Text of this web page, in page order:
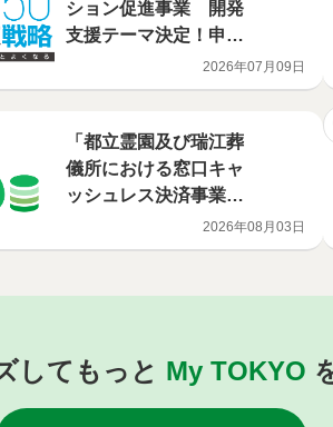
ション促進事業 開発
支援テーマ決定！申請
エントリー受付開始！2026年07月09日
「都立霊園及び瑞江葬
儀所における窓口キャ
ッシュレス決済事業」
に係る事業者の公募に
ついて
2026年08月03日
してもっと My TOKYO